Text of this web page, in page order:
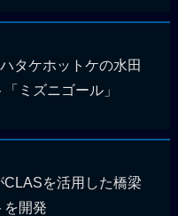
タケホットケの水田
ミズニゴール」
CLASを活用した橋梁
を開発